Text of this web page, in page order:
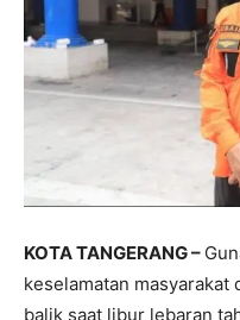
KOTA TANGERANG –
keselamatan masyarakat
balik saat libur lebaran